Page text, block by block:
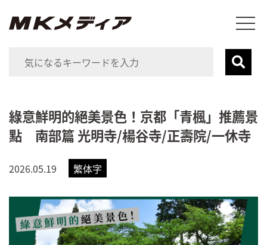
綠意鮮明的絕美景色！京都「青楓」推薦景
點 南部篇 光明寺/楊谷寺/正壽院/一休寺
2026.05.19 繁体字